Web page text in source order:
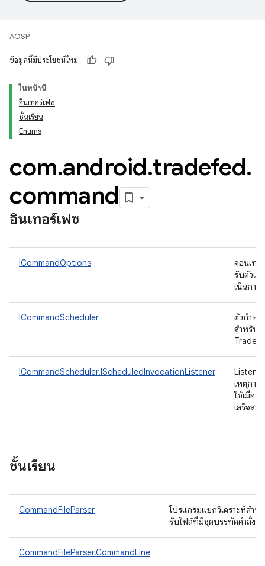
AOSP
ข้อมูลนี้มีประโยชน์ไหม
ในหน้านี้
อินเทอร์เฟซ
ชั้นเรียน
Enums
com.android.tradefed.
command
อินเทอร์เฟซ
ICommandOptions
คอนเทน
รับตัวเลื
เนินการ
ICommandScheduler
ตัวกำหน
สำหรับเ
ICommandScheduler.IScheduledInvocationListener
เหตุการ
ใช้เมื่อก
เสร็จส
ชั้นเรียน
CommandFileParser
โปรแกรมแยกวิเคราะห์สําห
รับไฟล์ที่มีชุดบรรทัดคําสั่ง
CommandFileParser.CommandLine